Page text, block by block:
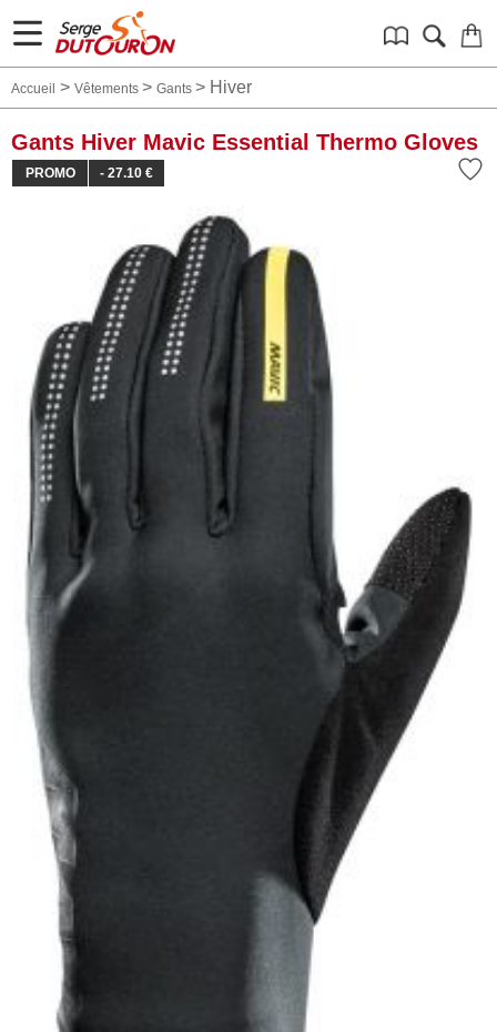
Accueil > Vêtements > Gants > Hiver
Gants Hiver Mavic Essential Thermo Gloves
PROMO - 27.10 €